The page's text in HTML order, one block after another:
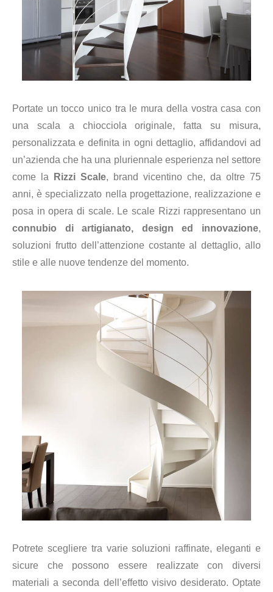
Portate un tocco unico tra le mura della vostra casa con
una scala a chiocciola originale, fatta su misura,
personalizzata e definita in ogni dettaglio, affidandovi ad
un’azienda che ha una pluriennale esperienza nel settore
come la
Rizzi Scale, brand vicentino che, da oltre 75
anni, è specializzato nella progettazione, realizzazione e
posa in opera di scale. Le scale Rizzi rappresentano un
connubio di artigianato, design ed innovazione,
soluzioni frutto dell’attenzione costante al dettaglio, allo
stile e alle nuove tendenze del momento.
Potrete scegliere tra varie soluzioni raffinate, eleganti e
sicure che possono essere realizzate con diversi
materiali a seconda dell’effetto visivo desiderato. Optate